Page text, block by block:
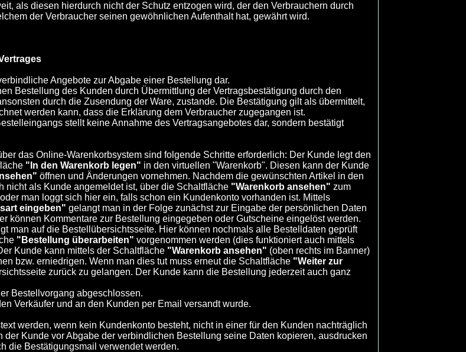
als diesen hierdurch nicht der Schutz entzogen wird, der den Verbrauchern durch
der Verbraucher seinen gewöhnlichen Aufenthalt hat, gewährt wird.
Angebote zur Abgabe einer Bestellung dar.
Bestellung des Kunden durch Übermittlung der Vertragsbestätigung durch den
durch die Zusendung der Ware, zustande. Die Bestätigung gilt als übermittelt,
werden kann, dass die Erklärung dem Verbraucher zugegangen ist.
stellt keine Annahme des Vertragsangebotes dar, sondern bestätigt
das Online-Warenkorbsystem sind folgende Schritte erforderlich: Der Kunde legt den
"In den Warenkorb legen" in den virtuellen "Warenkorb". Diesen kann der Kunde
öffnen und Änderungen vornehmen. Nachdem die gewünschten Artikel in den
nicht als Kunde angemeldet ist, über die Schaltfläche "Warenkorb ansehen" zum
man loggt sich hier ein, falls schon ein Kundenkonto vorhanden ist. Mittels
eingeben" gelangt man in der Folge zunächst zur Eingabe der persönlichen Daten
können Kommentare zur Bestellung eingegeben oder Gutscheine eingelöst werden.
man auf die Bestellübersichtsseite. Hier können nochmals alle Bestelldaten geprüft
"Bestellung überarbeiten" vorgenommen werden (dies funktioniert auch mittels
Kunde kann mittels der Schaltfläche "Warenkorb ansehen" (oben rechts im Banner)
bzw. erniedrigen. Wenn man dies tut muss erneut die Schaltfläche "Weiter zur
zurück zu gelangen. Der Kunde kann die Bestellung jederzeit auch ganz
Bestellvorgang abgeschlossen.
Verkäufer und an den Kunden per Email versandt wurde.
werden, wenn kein Kundenkonto besteht, nicht in einer für den Kunden nachträglich
Kunde vor Abgabe der verbindlichen Bestellung seine Daten kopieren, ausdrucken
die Bestätigungsmail verwendet werden.